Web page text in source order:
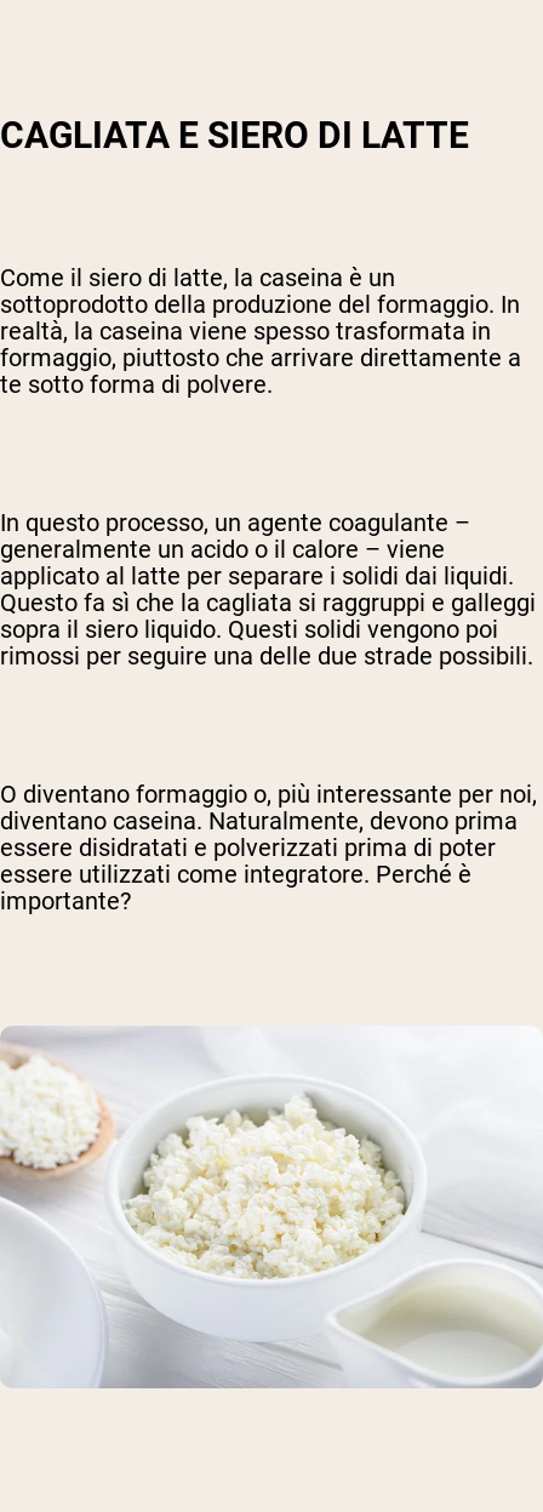
CAGLIATA E SIERO DI LATTE
Come il siero di latte, la caseina è un
sottoprodotto della produzione del formaggio. In
realtà, la caseina viene spesso trasformata in
formaggio, piuttosto che arrivare direttamente a
te sotto forma di polvere.
In questo processo, un agente coagulante –
generalmente un acido o il calore – viene
applicato al latte per separare i solidi dai liquidi.
Questo fa sì che la cagliata si raggruppi e galleggi
sopra il siero liquido. Questi solidi vengono poi
rimossi per seguire una delle due strade possibili.
O diventano formaggio o, più interessante per noi,
diventano caseina. Naturalmente, devono prima
essere disidratati e polverizzati prima di poter
essere utilizzati come integratore. Perché è
importante?